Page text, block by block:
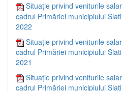
Situație privind veniturile
cadrul Primăriei municipiului
2022
Situație privind veniturile
cadrul Primăriei municipiului
2021
Situație privind veniturile
cadrul Primăriei municipiului